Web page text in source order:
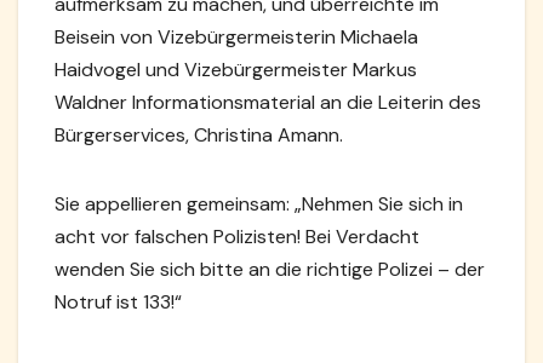
Beisein von Vizebürgermeisterin Michaela
Haidvogel und Vizebürgermeister Markus
Waldner Informationsmaterial an die Leiterin des
Bürgerservices, Christina Amann.
Sie appellieren gemeinsam: „Nehmen Sie sich in
acht vor falschen Polizisten! Bei Verdacht
wenden Sie sich bitte an die richtige Polizei – der
Notruf ist 133!“